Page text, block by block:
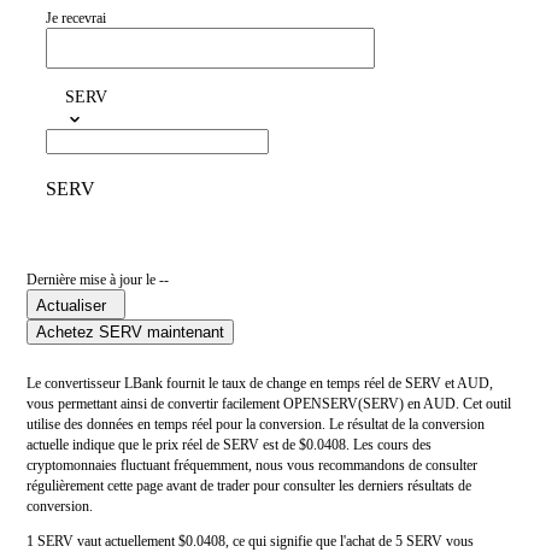
Je recevrai
SERV
SERV
Dernière mise à jour le --
Actualiser
Achetez SERV maintenant
Le convertisseur LBank fournit le taux de change en temps réel de SERV et AUD,
vous permettant ainsi de convertir facilement OPENSERV(SERV) en AUD. Cet outil
utilise des données en temps réel pour la conversion. Le résultat de la conversion
actuelle indique que le prix réel de SERV est de $0.0408. Les cours des
cryptomonnaies fluctuant fréquemment, nous vous recommandons de consulter
régulièrement cette page avant de trader pour consulter les derniers résultats de
conversion.
1 SERV vaut actuellement $0.0408, ce qui signifie que l'achat de 5 SERV vous